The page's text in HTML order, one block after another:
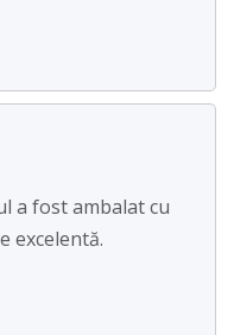
a fost ambalat cu
excelentă.